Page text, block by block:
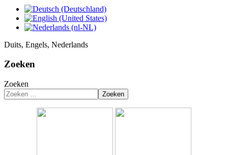
Duits, Engels, Nederlands
Zoeken
Zoeken
Zoeken